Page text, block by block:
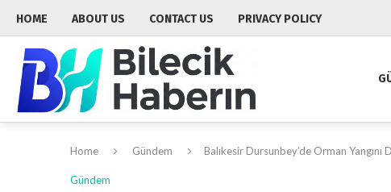
HOME ABOUT US CONTACT US PRIVACY POLICY
Home Gündem Balıkesir Dursunbey’de Orman Yangını
Gündem